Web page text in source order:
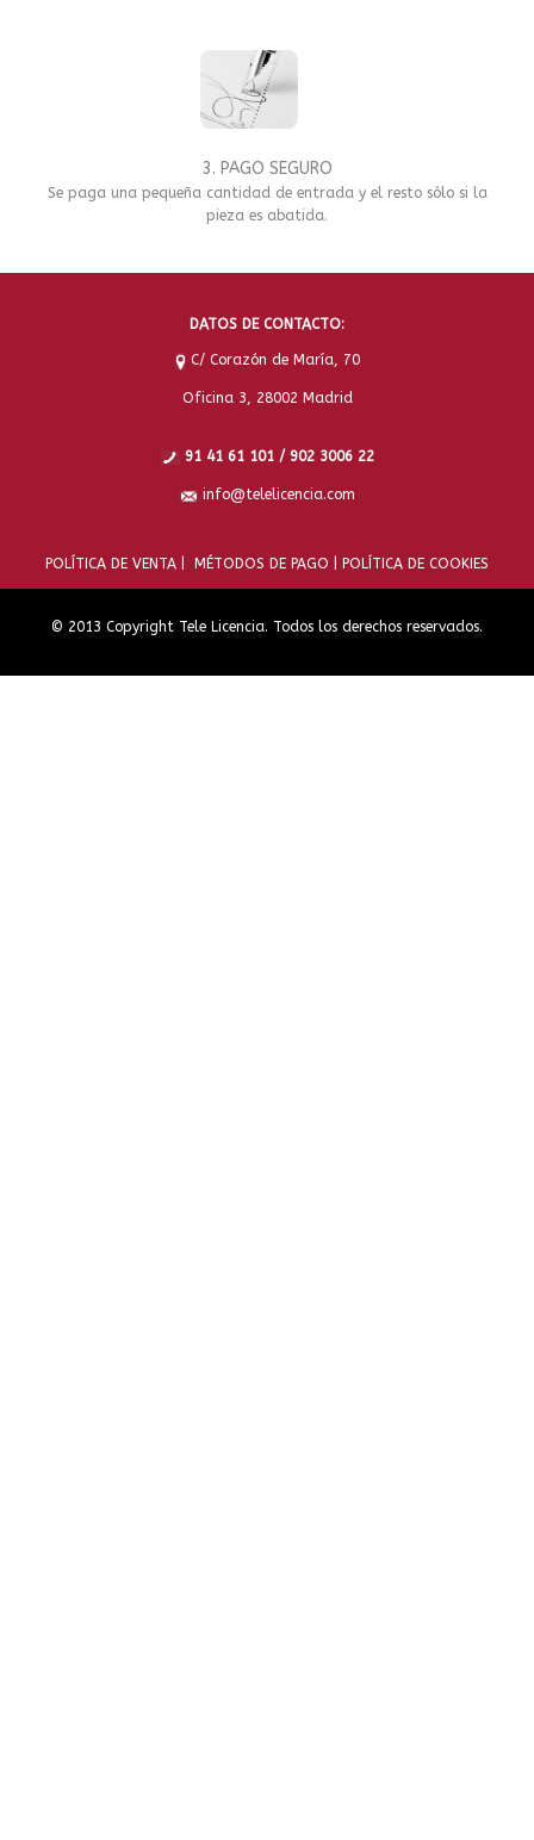
3. PAGO SEGURO
Se paga una pequeña cantidad de entrada y el resto sólo si la
pieza es abatida.
DATOS DE CONTACTO:
C/ Corazón de María, 70
Oficina 3, 28002 Madrid
91 41 61 101 / 902 3006 22
info@telelicencia.com
POLÍTICA DE VENTA | MÉTODOS DE PAGO | POLÍTICA DE COOKIES
© 2013 Copyright Tele Licencia. Todos los derechos reservados.